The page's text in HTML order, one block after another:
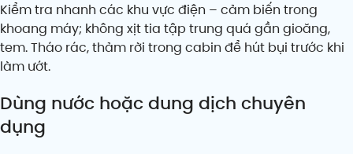
Kiểm tra nhanh các khu vực điện – cảm biến trong
khoang máy; không xịt tia tập trung quá gần gioăng,
tem. Tháo rác, thảm rời trong cabin để hút bụi trước khi
làm ướt.
Dùng nước hoặc dung dịch chuyên
dụng